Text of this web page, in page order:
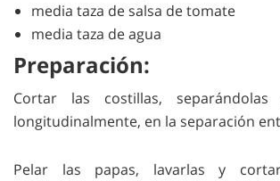
media taza de salsa de tomate
media taza de agua
Preparación:
Cortar las costillas,
longitudinalmente, en la separación
Pelar las papas, lavarlas y